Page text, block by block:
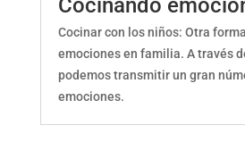
Cocinar con los niños: Otra
emociones en familia. A través
podemos transmitir un gran
emociones.